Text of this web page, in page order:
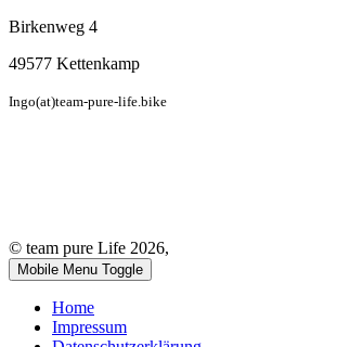
Birkenweg 4
49577 Kettenkamp
Ingo(at)team-pure-life.bike
© team pure Life 2026,
Mobile Menu Toggle
Home
Impressum